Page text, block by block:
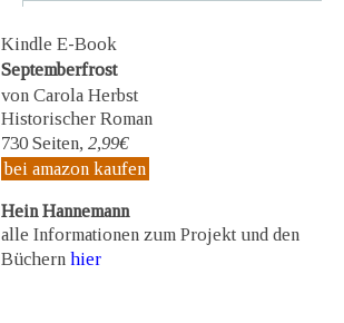
Kindle E-Book
Septemberfrost
von Carola Herbst
Historischer Roman
730 Seiten, 2,99€
bei amazon kaufen
Hein Hannemann
alle Informationen zum Projekt und den
Büchern hier